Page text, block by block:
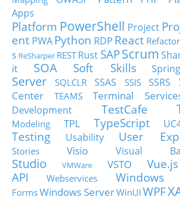
Apps
Platform PowerShell Project
ent PWA Python RDP React
s ReSharper RESTRust SAPScrum
it
SOA Soft Skills Spring
Server
SQLCLR SSAS SSIS SSRS
Center
TEAMS Terminal
Development
TestCafe
Modeling
TPL TypeScript
Testing
Usability User
Stories
Visio Visual
Studio
VMWare VSTO Vue.js
API
Webservices Windows
FormsWindows ServerWinUI WPF